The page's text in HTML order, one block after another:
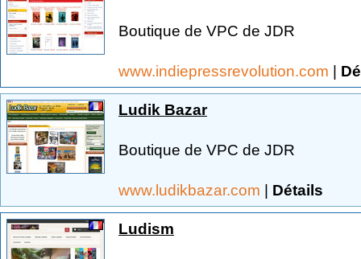
Boutique de VPC de JDR
www.indiepressrevolution.com |
Ludik Bazar
Boutique de VPC de JDR
www.ludikbazar.com | Détails
Ludism